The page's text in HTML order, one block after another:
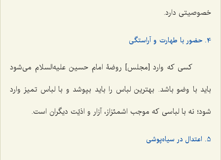
خصوصیتی دارد.
4. حضور با طهارت و آراستگی
کسی که وارد [مجلس] روضۀ امام حسین علیه‌السلام می‌شود
باید با وضو باشد. بهترین لباس را باید بپوشد و با لباس تمیز وارد
شود؛ نه با لباسی که موجب اشمئزاز، آزار و اذیّت دیگران است.
5. اعتدال در سیاه‌پوشی